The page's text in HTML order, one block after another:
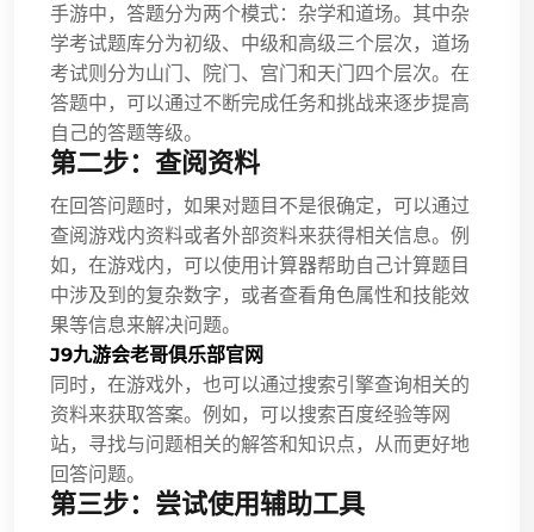
手游中，答题分为两个模式：杂学和道场。其中杂
学考试题库分为初级、中级和高级三个层次，道场
考试则分为山门、院门、宫门和天门四个层次。在
答题中，可以通过不断完成任务和挑战来逐步提高
自己的答题等级。
第二步：查阅资料
在回答问题时，如果对题目不是很确定，可以通过
查阅游戏内资料或者外部资料来获得相关信息。例
如，在游戏内，可以使用计算器帮助自己计算题目
中涉及到的复杂数字，或者查看角色属性和技能效
果等信息来解决问题。
J9九游会老哥俱乐部官网
同时，在游戏外，也可以通过搜索引擎查询相关的
资料来获取答案。例如，可以搜索百度经验等网
站，寻找与问题相关的解答和知识点，从而更好地
回答问题。
第三步：尝试使用辅助工具